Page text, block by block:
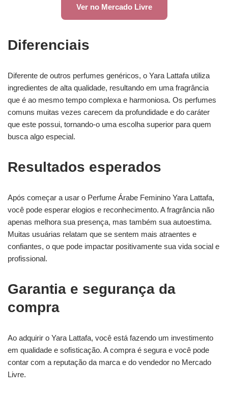
Ver no Mercado Livre
Diferenciais
Diferente de outros perfumes genéricos, o Yara Lattafa utiliza
ingredientes de alta qualidade, resultando em uma fragrância
que é ao mesmo tempo complexa e harmoniosa. Os perfumes
comuns muitas vezes carecem da profundidade e do caráter
que este possui, tornando-o uma escolha superior para quem
busca algo especial.
Resultados esperados
Após começar a usar o Perfume Árabe Feminino Yara Lattafa,
você pode esperar elogios e reconhecimento. A fragrância não
apenas melhora sua presença, mas também sua autoestima.
Muitas usuárias relatam que se sentem mais atraentes e
confiantes, o que pode impactar positivamente sua vida social e
profissional.
Garantia e segurança da
compra
Ao adquirir o Yara Lattafa, você está fazendo um investimento
em qualidade e sofisticação. A compra é segura e você pode
contar com a reputação da marca e do vendedor no Mercado
Livre.